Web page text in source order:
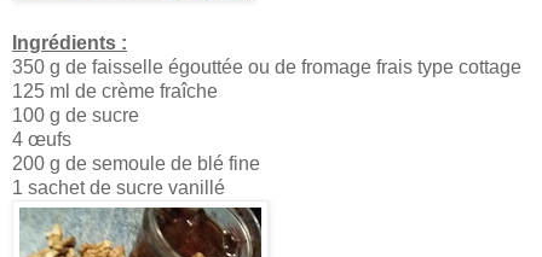
Ingrédients :
350 g de faisselle égouttée ou de fromage frais type cottage
125 ml de crème fraîche
100 g de sucre
4 œufs
200 g de semoule de blé fine
1 sachet de sucre vanillé